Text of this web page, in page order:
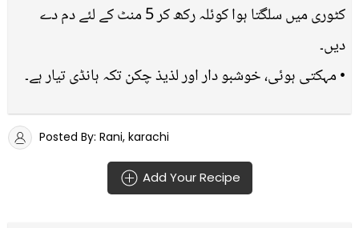
کٹوری میں سلگتا ہوا کوئلہ رکھ کر 5 منٹ کے لئے دم دے
دیں۔
• مہکتی ہوئی، خوشبو دار اور لذیذ چکن تکہ ہانڈی تیار ہے۔
Posted By: Rani, karachi
Add Your Recipe